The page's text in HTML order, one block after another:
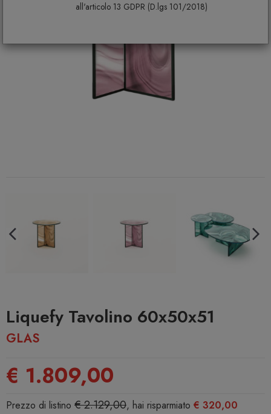
all'articolo 13 GDPR (D.lgs 101/2018)
Liquefy Tavolino 60x50x51
GLAS
€ 1.809,00
Prezzo di listino € 2.129,00, hai risparmiato € 320,00